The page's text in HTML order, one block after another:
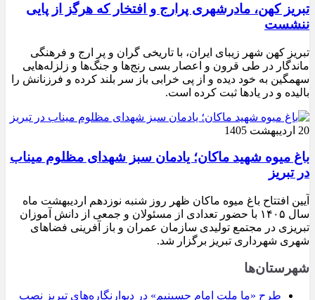
تبریز کهن، مادرشهری پرارج و افتخار که هرگز از پایی
ننشست
تبریز کهن شهر زیبای ایران، با تاریخی گران و پر ارج و فرهنگی
ماندگار در طی قرون و اعصار بسی رنج‌ها و جنگ‌ها و زلزله‌هایی
سهمگین به خود دیده و از پی خرابی باز سر بلند کرده و فرزنانش را
بالیده و در یادها ثبت کرده است.
20 اردیبهشت 1405
باغ میوه شهید ماکان؛ یادمان سبز شهدای مظلوم میناب
در تبریز
آیین افتتاح باغ میوه ماکان ظهر روز شنبه نوزدهم اردیبهشت ماه
سال ۱۴۰۵ با حضور تعدادی از مسئولان و جمعی از دانش آموزان
تبریزی در مجتمع تولیدی سازمان عمران و باز آفرینی فضاهای
شهری شهرداری تبریز برگزار شد.
شهرستان‌ها
طرح «ما ملت امام حسینیم» در دیوارنگاره‌های تبریز نصب